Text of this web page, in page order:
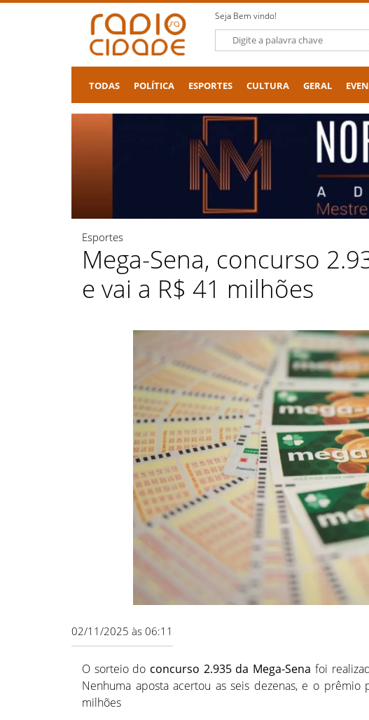
Seja Bem vindo!
TODAS POLÍTICA ESPORTES CULTURA GERAL
Esportes
Mega-Sena, concurso
e vai a R$ 41 milhões
02/11/2025 às 06:11
O sorteio do concurso 2.935 da Mega-Sena foi
Nenhuma aposta acertou as seis dezenas, e o
milhões